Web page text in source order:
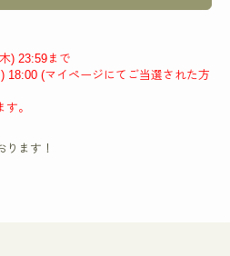
) 23:59まで
18:00 (マイページにてご当選された方
。
ります！